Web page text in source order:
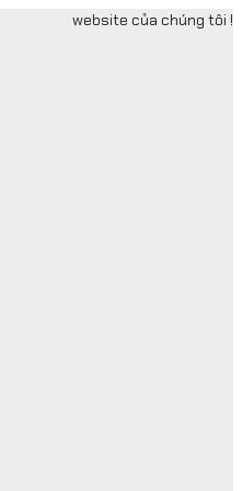
website của chúng tôi !